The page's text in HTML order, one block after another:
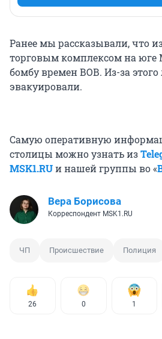
Ранее мы рассказывали, что
торговым комплексом на юге
бомбу времен ВОВ. Из-за
эвакуировали.
Самую оперативную
столицы можно узнать из
MSK1.RUи нашей группы во «
Вера Борисова
Корреспондент MSK1.RU
ЧП Происшествие Полиция
26 0 1